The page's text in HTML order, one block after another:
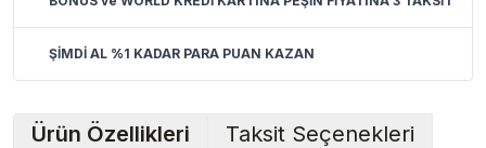
ŞİMDİ AL %1 KADAR PARA PUAN KAZAN
Ürün Özellikleri Taksit Seçenekleri